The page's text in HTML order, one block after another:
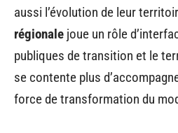
aussi l’évolution de leur
régionale joue un rôle
publiques de transition et le
se contente plus
force de transformation du